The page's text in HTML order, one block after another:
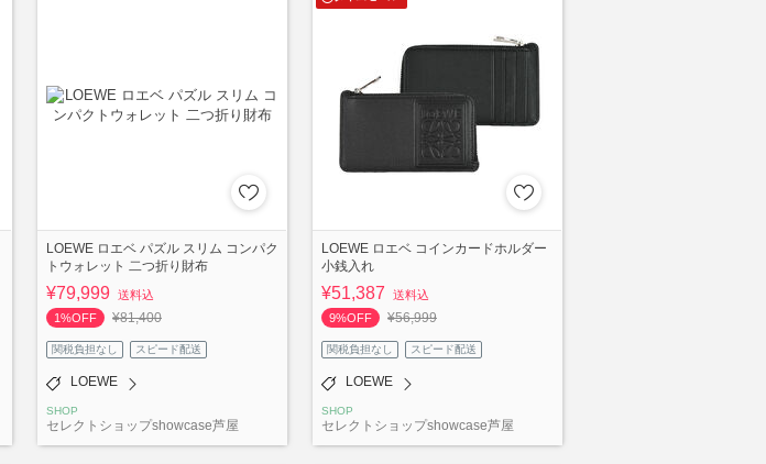
LOEWE ロエベ パズル スリム コンパク
トウォレット 二つ折り財布
¥79,999 送料込
1%OFF
¥81,400
関税負担なし スピード配送
LOEWE
SHOP
セレクトショップshowcase芦屋
LOEWE ロエベ コインカードホルダー
小銭入れ
¥51,387
送料込
9%OFF
¥56,999
関税負担なし スピード配送
LOEWE
SHOP
セレクトショップshowcase芦屋